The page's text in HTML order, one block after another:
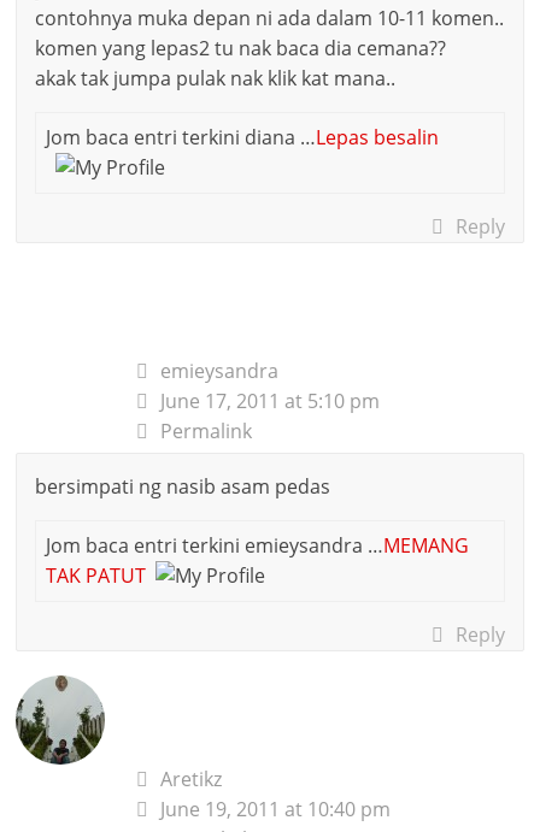
contohnya muka depan ni ada dalam 10-11 komen..
komen yang lepas2 tu nak baca dia cemana??
akak tak jumpa pulak nak klik kat mana..
Jom baca entri terkini diana …Lepas besalin
Reply
emieysandra
June 17, 2011 at 5:10 pm
Permalink
bersimpati ng nasib asam pedas
Jom baca entri terkini emieysandra …MEMANG
TAK PATUT
Reply
Aretikz
June 19, 2011 at 10:40 pm